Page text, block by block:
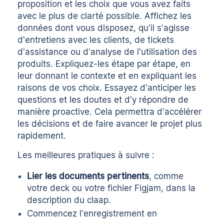
proposition et les choix que vous avez faits
avec le plus de clarté possible. Affichez les
données dont vous disposez, qu'il s'agisse
d'entretiens avec les clients, de tickets
d'assistance ou d'analyse de l'utilisation des
produits. Expliquez-les étape par étape, en
leur donnant le contexte et en expliquant les
raisons de vos choix. Essayez d'anticiper les
questions et les doutes et d'y répondre de
manière proactive. Cela permettra d'accélérer
les décisions et de faire avancer le projet plus
rapidement.
Les meilleures pratiques à suivre :
Lier les documents pertinents, comme
votre deck ou votre fichier Figjam, dans la
description du claap.
Commencez l'enregistrement en